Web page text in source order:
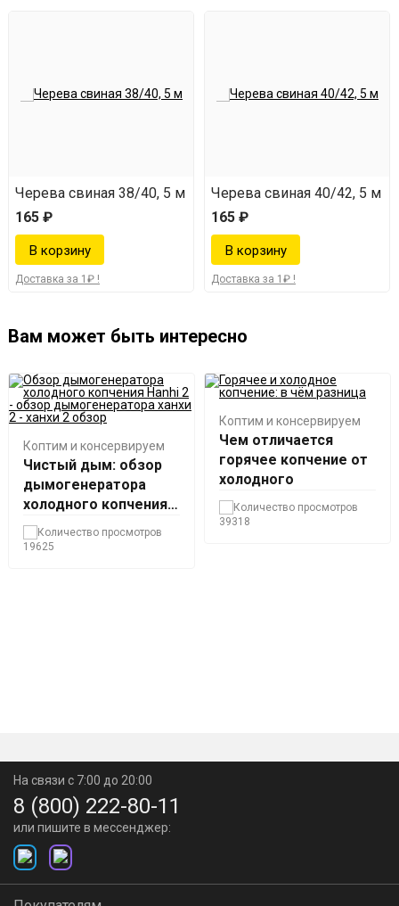
Черева свиная 38/40, 5 м
165 ₽
Доставка за 1₽ !
Черева свиная 40/42, 5 м
165 ₽
Доставка за 1₽ !
Вам может быть интересно
Коптим и консервируем
Чистый дым: обзор
дымогенератора
холодного копчения
Hanhi 2
19625
Коптим и консервируем
Чем отличается
горячее копчение от
холодного
39318
На связи с 7:00 до 20:00
8 (800) 222-80-11
или пишите в мессенджер: